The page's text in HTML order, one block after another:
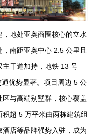
地处亚奥商圈核心的立水
南距亚奥中心 2.5 公里且
干道加持，地铁 13 号
优势显著。项目周边 5 公
与高端别墅群，核心覆盖
超 5 万平米由两栋建筑组
店等品牌强势入驻，成为